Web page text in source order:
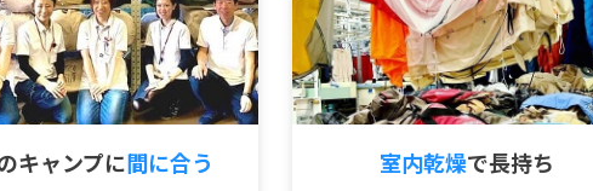
キャンプに間に合う 室内乾燥で長持ち